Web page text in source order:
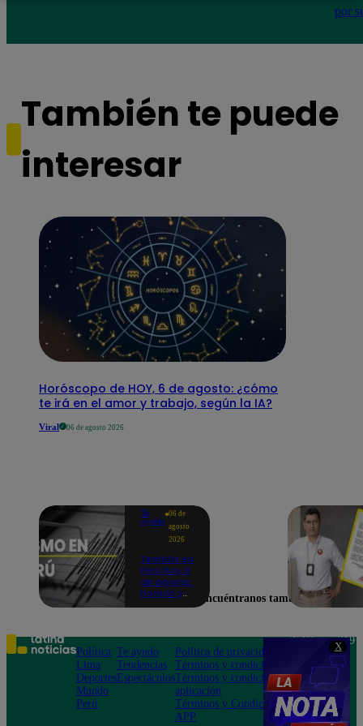
X
por
También te puede
interesar
Horóscopo de HOY, 6 de agosto: ¿cómo
te irá en el amor y trabajo, según la IA?
Viral 06 de agosto 2026
Te
ayudo
06 de
agosto
2026
Temblor en
Perú hoy, 6
de agosto:
horario y
según IGP
Encuéntranos también en
Política
Lima
Deportes
Mundo
Perú
Te ayudo
Tendencias
Espectáculos
Política de privacidad
Términos y condiciones
Términos y condiciones
aplicación
Términos y Condiciones
APP
Teléfono: 219
Av. San
Felipe 968
Jesús María